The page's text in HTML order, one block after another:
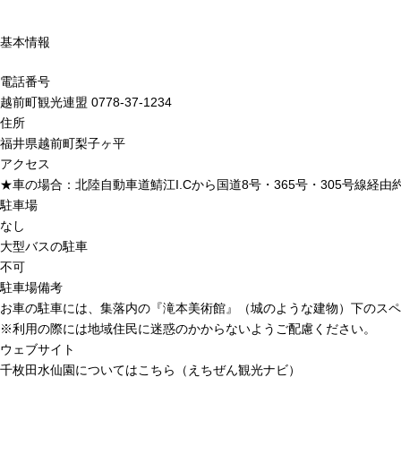
基本情報
電話番号
越前町観光連盟 0778-37-1234
住所
福井県越前町梨子ヶ平
アクセス
★車の場合：北陸自動車道鯖江I.Cから国道8号・365号・305号線経由
駐車場
なし
大型バスの駐車
不可
駐車場備考
お車の駐車には、集落内の『滝本美術館』（城のような建物）下のス
※利用の際には地域住民に迷惑のかからないようご配慮ください。
ウェブサイト
千枚田水仙園についてはこちら（えちぜん観光ナビ）